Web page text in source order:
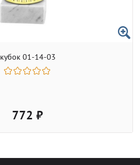
кубок 01-14-03
772 ₽